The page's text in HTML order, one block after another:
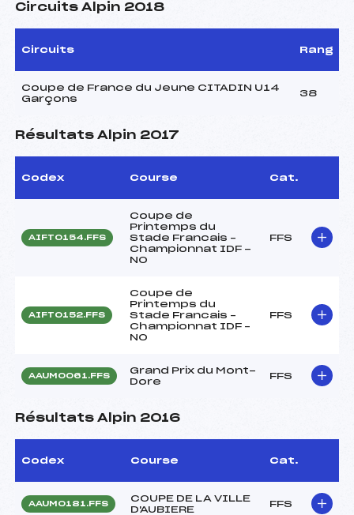
Circuits Alpin 2018
Circuits Rang
Coupe de France du Jeune CITADIN U14
Garçons
38
Résultats Alpin 2017
Codex Course Cat.
AIFT0154.FFS
Coupe de
Printemps du
Stade Francais –
Championnat IDF -
NO
FFS
AIFT0152.FFS
Coupe de
Printemps du
Stade Francais –
Championnat IDF –
NO
FFS
AAUM0061.FFS
Grand Prix du Mont-
Dore
FFS
Résultats Alpin 2016
Codex Course Cat.
AAUM0181.FFS
COUPE DE LA VILLE
D'AUBIERE
FFS